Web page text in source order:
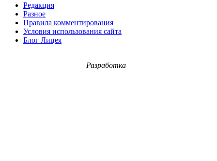
Редакция
Разное
Правила комментирования
Условия использования сайта
Блог Лицея
Разработка